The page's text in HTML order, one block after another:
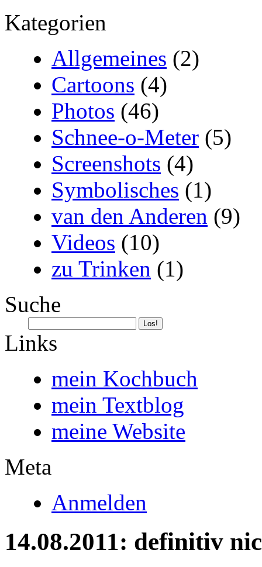
Kategorien
Allgemeines (2)
Cartoons (4)
Photos (46)
Schnee-o-Meter (5)
Screenshots (4)
Symbolisches (1)
van den Anderen (9)
Videos (10)
zu Trinken (1)
Suche
Links
mein Kochbuch
mein Textblog
meine Website
Meta
Anmelden
14.08.2011: definitiv